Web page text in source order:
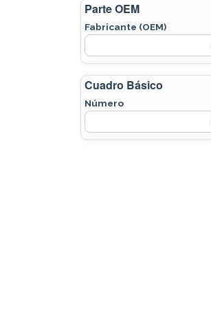
Parte OEM
Fabricante (OEM)
Cuadro Básico
Número